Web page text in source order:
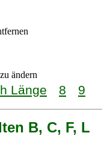
ändern
Länge 8 9
B, C, F, L